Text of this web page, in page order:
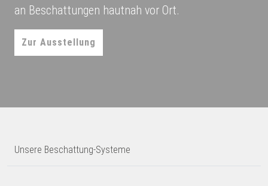
an Beschattungen hautnah vor Ort.
Zur Ausstellung
Unsere Beschattung-Systeme